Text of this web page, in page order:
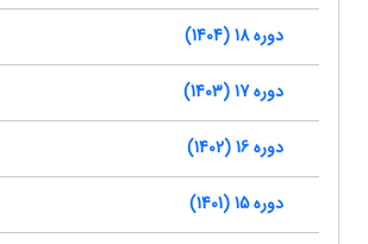
دوره 18 (1404)
دوره 17 (1403)
دوره 16 (1402)
دوره 15 (1401)